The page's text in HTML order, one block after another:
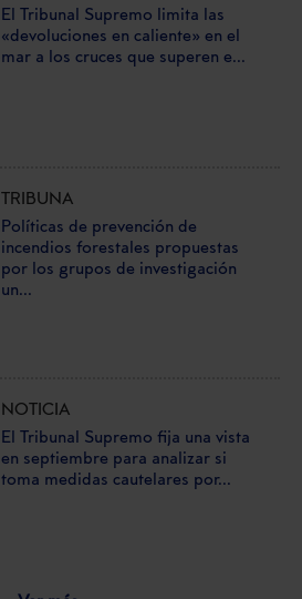
El Tribunal Supremo limita las
«devoluciones en caliente» en el
mar a los cruces que superen e...
TRIBUNA
Políticas de prevención de
incendios forestales propuestas
por los grupos de investigación
un...
NOTICIA
El Tribunal Supremo fija una vista
en septiembre para analizar si
toma medidas cautelares por...